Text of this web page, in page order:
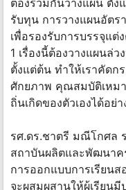
ต้องร่วมกันวางแผน ตั้ง
รับทุน การวางแผนอัตร
เพื่อรองรับการบรรจุแ
1 เรื่องนี้ต้องวางแผนล่
ตั้งแต่ต้น ทำให้เราคัดก
ศักยภาพ คุณสมบัติเหม
ถิ่นเกิดของตัวเองได้อย่
รศ.ดร.ชาตรี มณีโกศล
สถาบันผลิตและพัฒนาค
การออกแบบการเรียน
จะผสมผสานให้ผู้เรียน